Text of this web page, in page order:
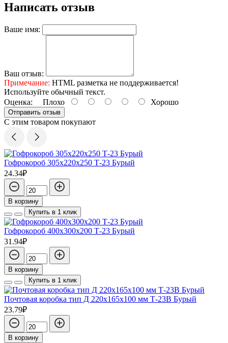
Написать отзыв
Ваше имя:
Ваш отзыв:
Примечание: HTML разметка не поддерживается!
Используйте обычный текст.
Оценка: Плохо Хорошо
Отправить отзыв
С этим товаром покупают
Гофрокороб 305х220х250 Т-23 Бурый
24.34₽
В корзину
Купить в 1 клик
Гофрокороб 400х300х200 Т-23 Бурый
31.94₽
В корзину
Купить в 1 клик
Почтовая коробка тип Д 220х165х100 мм Т-23В Бурый
23.79₽
В корзину